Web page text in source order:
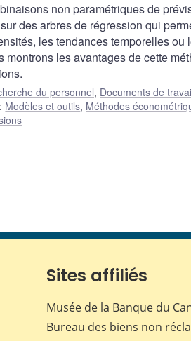
non paramétriques de
des arbres de régression qui
les tendances temporelles
les avantages de cette
du personnel, Documents de
: Modèles et outils, Méthodes
Sites affiliés
Musée de la Banque du
Bureau des biens non